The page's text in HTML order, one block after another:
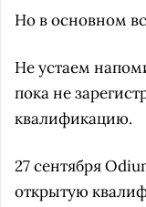
Но в основном
Не устаем
пока не
квалификацию.
27 сентября
открытую